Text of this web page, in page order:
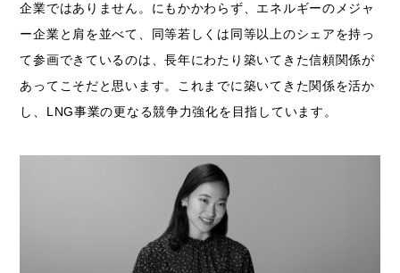
企業ではありません。にもかかわらず、エネルギーのメジャ
ー企業と肩を並べて、同等若しくは同等以上のシェアを持っ
て参画できているのは、長年にわたり築いてきた信頼関係が
あってこそだと思います。これまでに築いてきた関係を活か
し、LNG事業の更なる競争力強化を目指しています。